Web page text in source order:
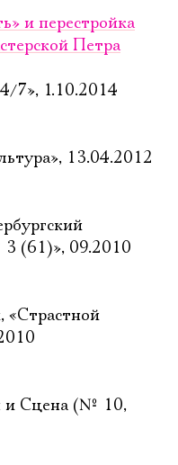
и перестройка
Петра
7», 1.10.2014
13.04.2012
(61)», 09.2010
«Страстной
и Сцена (№ 10,